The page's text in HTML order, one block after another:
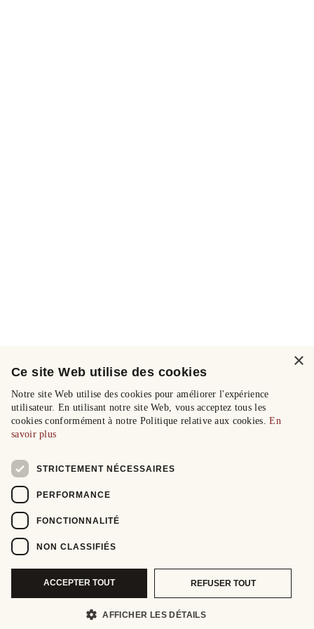
×
Ce site Web utilise des cookies
Notre site Web utilise des cookies pour améliorer l'expérience
utilisateur. En utilisant notre site Web, vous acceptez tous les
cookies conformément à notre Politique relative aux cookies.En
savoir plus
STRICTEMENT NÉCESSAIRES
PERFORMANCE
FONCTIONNALITÉ
NON CLASSIFIÉS
ACCEPTER TOUT REFUSER TOUT
AFFICHER LES DÉTAILS